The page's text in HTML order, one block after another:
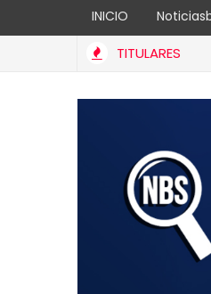
INICIO
TITULARES